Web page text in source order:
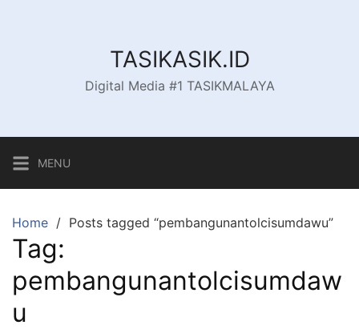
TASIKASIK.ID
Digital Media #1 TASIKMALAYA
MENU
Home Posts tagged “pembangunantolcisumdawu”
Tag:
pembangunantolcisumdaw
u